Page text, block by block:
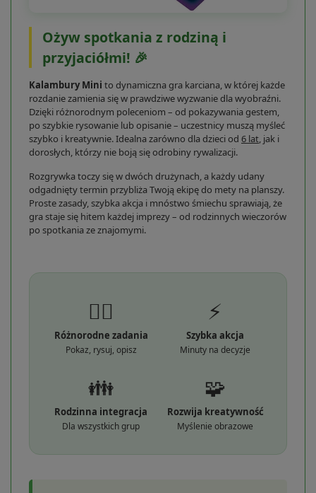
Ożyw spotkania z rodziną i
przyjaciółmi! 🎉
Kalambury Mini to dynamiczna gra karciana, w której każde
rozdanie zamienia się w prawdziwe wyzwanie dla wyobraźni.
Dzięki różnorodnym poleceniom – od pokazywania gestem,
po szybkie rysowanie lub opisanie – uczestnicy muszą myśleć
szybko i kreatywnie. Idealna zarówno dla dzieci od 6 lat, jak i
dorosłych, którzy nie boją się odrobiny rywalizacji.
Rozgrywka toczy się w dwóch drużynach, a każdy udany
odgadnięty termin przybliża Twoją ekipę do mety na planszy.
Proste zasady, szybka akcja i mnóstwo śmiechu sprawiają, że
gra staje się hitem każdej imprezy – od rodzinnych wieczorów
po spotkania ze znajomymi.
🤹‍♂️
Różnorodne zadania
Pokaz, rysuj, opisz
⚡
Szybka akcja
Minuty na decyzje
👪
Rodzinna integracja
Dla wszystkich grup
🧩
Rozwija kreatywność
Myślenie obrazowe